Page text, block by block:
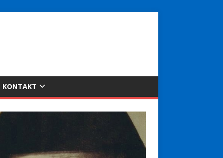
KONTAKT